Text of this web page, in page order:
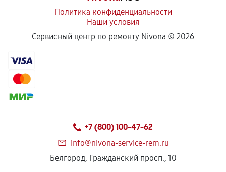
Политика конфиденциальности
Наши условия
Сервисный центр по ремонту Nivona © 2026
+7 (800) 100-47-62
info@nivona-service-rem.ru
Белгород, Гражданский просп., 10